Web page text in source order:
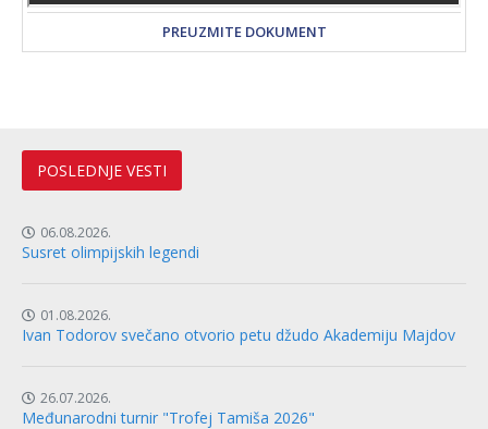
PREUZMITE DOKUMENT
POSLEDNJE VESTI
06.08.2026.
Susret olimpijskih legendi
01.08.2026.
Ivan Todorov svečano otvorio petu džudo Akademiju Majdov
26.07.2026.
Međunarodni turnir "Trofej Tamiša 2026"